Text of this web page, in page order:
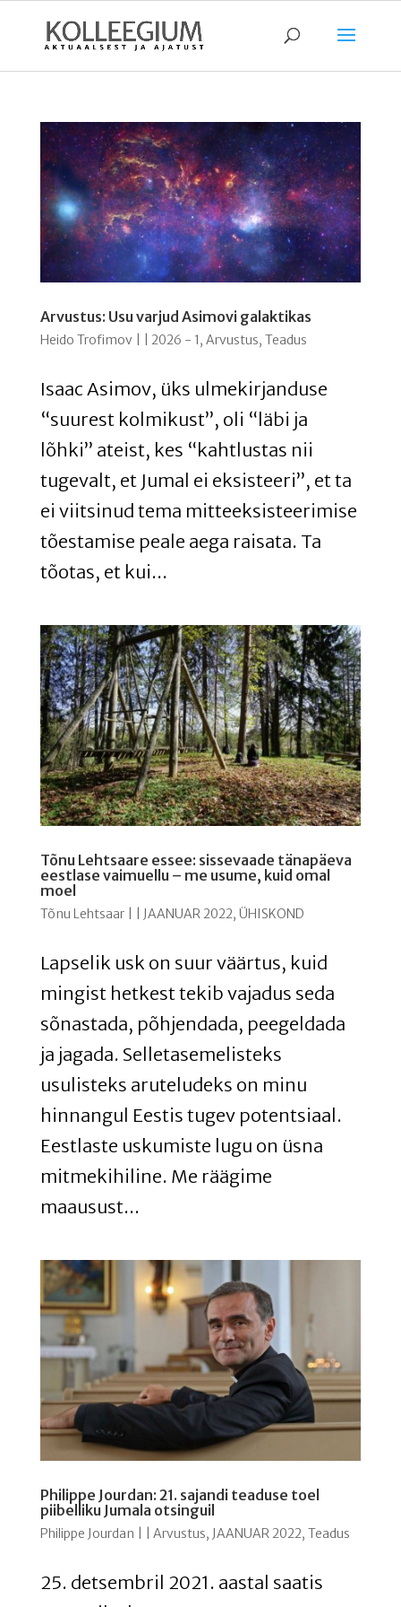
Arvustus: Usu varjud Asimovi galaktikas
Heido Trofimov| 2026 - 1, Arvustus, Teadus
Isaac Asimov, üks ulmekirjanduse
“suurest kolmikust”, oli “läbi ja
lõhki” ateist, kes “kahtlustas nii
tugevalt, et Jumal ei eksisteeri”, et ta
ei viitsinud tema mitteeksisteerimise
tõestamise peale aega raisata. Ta
tõotas, et kui...
Tõnu Lehtsaare essee: sissevaade tänapäeva
eestlase vaimuellu – me usume, kuid omal
moel
Tõnu Lehtsaar| JAANUAR 2022, ÜHISKOND
Lapselik usk on suur väärtus, kuid
mingist hetkest tekib vajadus seda
sõnastada, põhjendada, peegeldada
ja jagada. Selletasemelisteks
usulisteks aruteludeks on minu
hinnangul Eestis tugev potentsiaal.
Eestlaste uskumiste lugu on üsna
mitmekihiline. Me räägime
maausust...
Philippe Jourdan: 21. sajandi teaduse toel
piibelliku Jumala otsinguil
Philippe Jourdan Arvustus, JAANUAR 2022, Teadus
25. detsembril 2021. aastal saatis